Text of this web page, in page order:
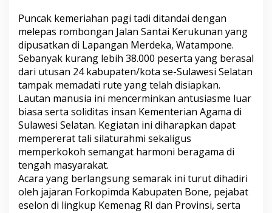
n
e
S
a
m
b
u
t
H
a
n
g
t
K
e
d
a
Puncak kemeriahan pagi tadi ditandai dengan
melepas rombongan Jalan Santai Kerukunan yang
dipusatkan di Lapangan Merdeka, Watampone.
Sebanyak kurang lebih 38.000 peserta yang berasal
dari utusan 24 kabupaten/kota se-Sulawesi Selatan
tampak memadati rute yang telah disiapkan.
Lautan manusia ini mencerminkan antusiasme luar
biasa serta soliditas insan Kementerian Agama di
Sulawesi Selatan. Kegiatan ini diharapkan dapat
mempererat tali silaturahmi sekaligus
memperkokoh semangat harmoni beragama di
tengah masyarakat.
Acara yang berlangsung semarak ini turut dihadiri
oleh jajaran Forkopimda Kabupaten Bone, pejabat
eselon di lingkup Kemenag RI dan Provinsi, serta